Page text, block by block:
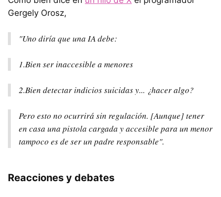
Gergely Orosz,
"Uno diría que una IA debe:
1.Bien ser inaccesible a menores
2.Bien detectar indicios suicidas y... ¿hacer algo?
Pero esto no ocurrirá sin regulación. [Aunque] tener
en casa una pistola cargada y accesible para un menor
tampoco es de ser un padre responsable".
Reacciones y debates